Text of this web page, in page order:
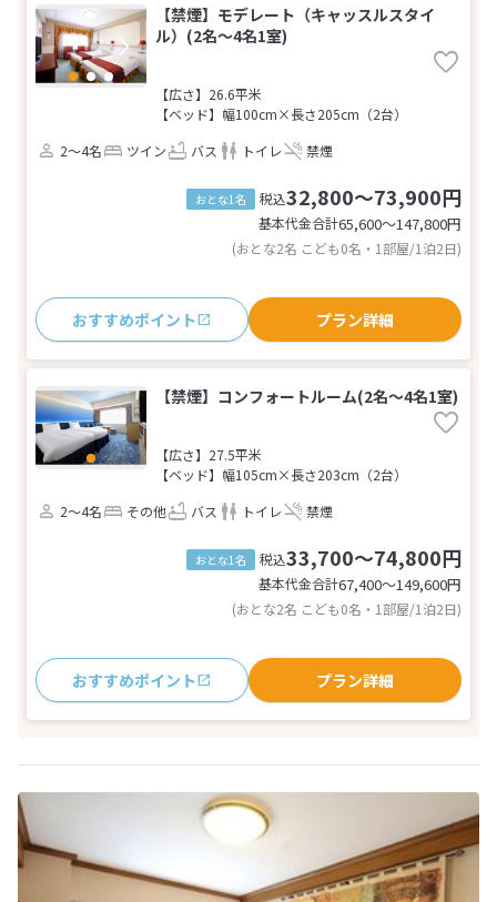
【禁煙】モデレート（キャッスルスタイ
ル）(2名～4名1室)
【広さ】26.6平米
【ベッド】幅100cm×長さ205cm（2台）
2～4名
ツイン バス トイレ 禁煙
おとな1名 税込32,800～73,900円
基本代金合計65,600〜147,800円
(おとな2名 こども0名・1部屋/1泊2日)
おすすめポイント プラン詳細
【禁煙】コンフォートルーム(2名～4名1室)
【広さ】27.5平米
【ベッド】幅105cm×長さ203cm（2台）
2～4名
その他 バス トイレ 禁煙
おとな1名 税込33,700～74,800円
基本代金合計67,400〜149,600円
(おとな2名 こども0名・1部屋/1泊2日)
おすすめポイント プラン詳細